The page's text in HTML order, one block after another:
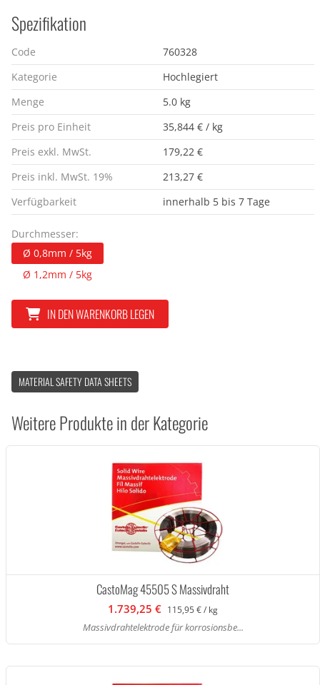
Spezifikation
Code
760328
Kategorie
Hochlegiert
Menge
5.0 kg
Preis pro Einheit
35,844 € / kg
Preis exkl. MwSt.
179,22 €
Preis inkl. MwSt. 19%
213,27 €
Verfügbarkeit
innerhalb 5 bis 7 Tage
Durchmesser:
Ø 0,8mm / 5kg
Ø 1,2mm / 5kg
IN DEN WARENKORB LEGEN
MATERIAL SAFETY DATA SHEETS
Weitere Produkte in der Kategorie
CastoMag 45505 S Massivdraht
1.739,25 € 115,95 € / kg
Massivdrahtelektrode für korrosionsbe...